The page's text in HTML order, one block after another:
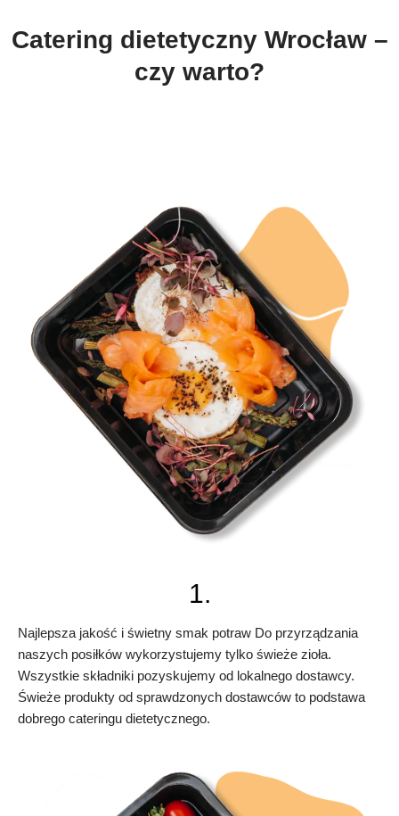
Catering dietetyczny Wrocław –
czy warto?
1.
Najlepsza jakość i świetny smak potraw Do przyrządzania
naszych posiłków wykorzystujemy tylko świeże zioła.
Wszystkie składniki pozyskujemy od lokalnego dostawcy.
Świeże produkty od sprawdzonych dostawców to podstawa
dobrego cateringu dietetycznego.